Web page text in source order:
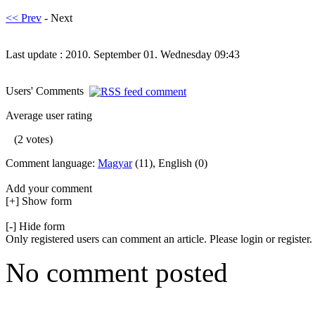
<< Prev - Next
Last update : 2010. September 01. Wednesday 09:43
Users' Comments
Average user rating
(2 votes)
Comment language: Magyar(11), English (0)
Add your comment
[+] Show form
[-] Hide form
Only registered users can comment an article. Please login or register.
No comment posted